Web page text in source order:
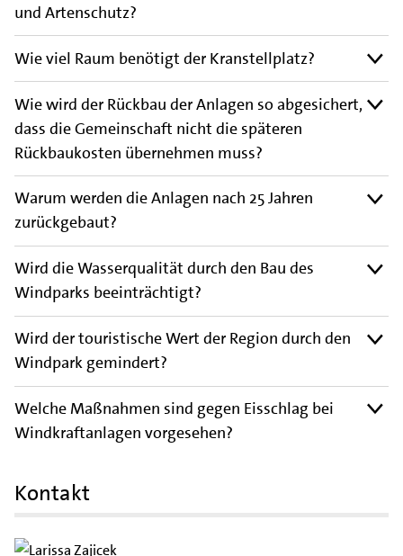
und Artenschutz?
Wie viel Raum benötigt der Kranstellplatz?
Wie wird der Rückbau der Anlagen so abgesichert,
dass die Gemeinschaft nicht die späteren
Rückbaukosten übernehmen muss?
Warum werden die Anlagen nach 25 Jahren
zurückgebaut?
Wird die Wasserqualität durch den Bau des
Windparks beeinträchtigt?
Wird der touristische Wert der Region durch den
Windpark gemindert?
Welche Maßnahmen sind gegen Eisschlag bei
Windkraftanlagen vorgesehen?
Kontakt